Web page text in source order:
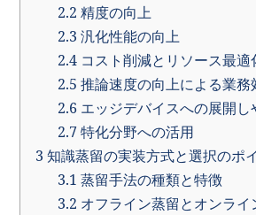
2.2 精度の向上
2.3 汎化性能の向上
2.4コスト削減とリソース最適
2.5 推論速度の向上による業務
2.6エッジデバイスへの展開し
2.7特化分野への活用
3 知識蒸留の実装方式と選択のポ
3.1 蒸留手法の種類と特徴
3.2 オフライン蒸留とオンライ